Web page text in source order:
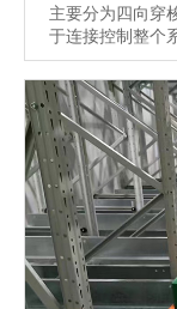
主要分为四向穿
于连接控制整个
机、托盘输送线
后、左右、上下
上，实现全自动
仓库，其运作范
【详情】